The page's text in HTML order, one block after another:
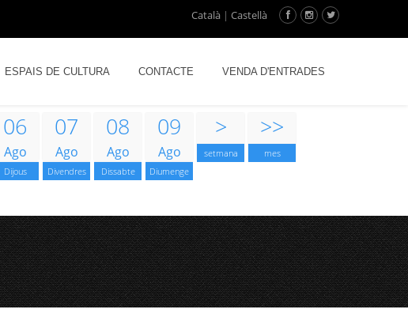
Català | Castellà
ESPAIS DE CULTURA CONTACTE VENDA D'ENTRADES
06
Ago
Dijous
07
Ago
Divendres
08
Ago
Dissabte
09
Ago
Diumenge
>
setmana
>>
mes